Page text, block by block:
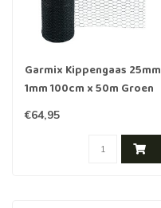
Garmix Kippengaas 25mm
1mm 100cm x 50m Groen
€64,95